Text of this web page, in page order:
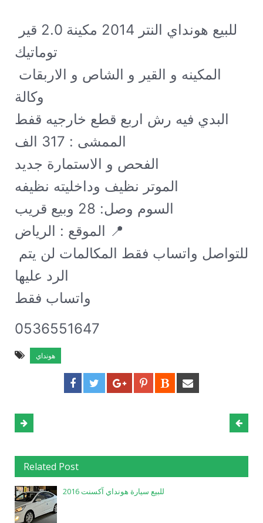
توماتيك
وكالة
البدي فيه رش اربع قطع خارجيه قفط
الممشى : 317 الف
الفحص و الاستمارة جديد
الموتر نظيف وداخليته نظيفه
السوم وصل: 28 وبيع قريب
الموقع : الرياض 📍
الرد عليها
واتساب فقط
0536551647
هونداي
Related Post
للبيع سيارة هونداي آكسنت 2016